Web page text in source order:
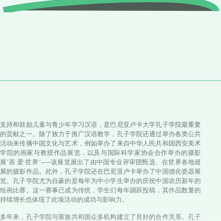
支持和鼓励儿童与青少年学习汉语，是巴尼亚卢卡大学孔子学院最重要
的贡献之一。除了致力于推广汉语教学，孔子学院还通过举办各类公共
活动来传播中国文化与艺术，例如举办了来自中华人民共和国西安美术
学院的画家与教授作品展览，以及与国际科学家协会合作举办的摄影
展“茶·爱·世界”——该展览展出了由中国专业评审团甄选、在世界各地巡
展的摄影作品。此外，孔子学院还在巴尼亚卢卡举办了中国德化瓷器展
览。孔子学院尤为自豪的是每年为中小学生举办的庆祝中国农历新年的
绘画比赛。这一赛事已成为传统，学生们每年踊跃投稿，其作品数量的
持续增长也体现了此项活动的成功与影响力。
多年来，孔子学院与塞族共和国众多机构建立了良好的合作关系。孔子